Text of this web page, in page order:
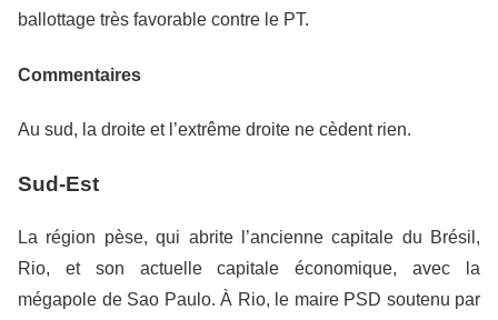
ballottage très favorable contre le PT.
Commentaires
Au sud, la droite et l’extrême droite ne cèdent rien.
Sud-Est
La région pèse, qui abrite l’ancienne capitale du Brésil,
Rio, et son actuelle capitale économique, avec la
mégapole de Sao Paulo. À Rio, le maire PSD soutenu par